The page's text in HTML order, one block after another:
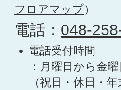
フロアマップ）
電話： 048-
電話受付時間
：月曜日から金
（祝日・休日・